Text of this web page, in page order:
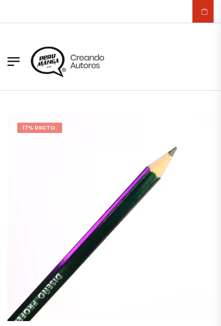
17% DSCTO.